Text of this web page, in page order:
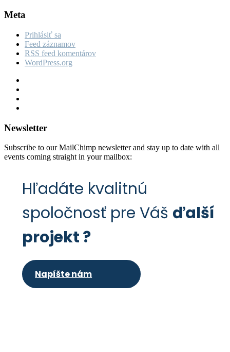
Meta
Prihlásiť sa
Feed záznamov
RSS feed komentárov
WordPress.org
Newsletter
Subscribe to our MailChimp newsletter and stay up to date with all
events coming straight in your mailbox:
Hľadáte kvalitnú
spoločnosť pre Vášďalší
projekt ?
Napíšte nám